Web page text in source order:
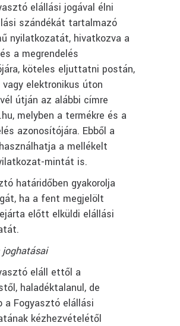
elállási jogával élni
szándékát tartalmazó
nyilatkozatát, hivatkozva a
a megrendelés
köteles eljuttatni postán,
elektronikus úton
útján az alábbi címre
melyben a termékre és a
azonosítójára. Ebből a
a mellékelt
mintát is.
határidőben gyakorolja
ha a fent megjelölt
előtt elküldi elállási
eláll ettől a
haladéktalanul, de
a Fogyasztó elállási
kézhezvételétől